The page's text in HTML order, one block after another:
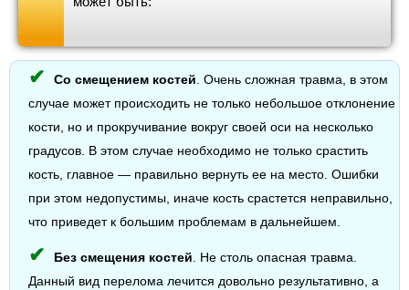
Со смещением костей. Очень сложная травма, в этом
случае может происходить не только небольшое отклонение
кости, но и прокручивание вокруг своей оси на несколько
градусов. В этом случае необходимо не только срастить
кость, главное — правильно вернуть ее на место. Ошибки
при этом недопустимы, иначе кость срастется неправильно,
что приведет к большим проблемам в дальнейшем.
Без смещения костей. Не столь опасная травма.
Данный вид перелома лечится довольно результативно, а